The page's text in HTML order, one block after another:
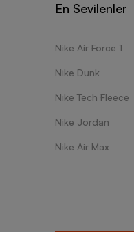
En Sevilenler
Nike Air Force 1
Nike Dunk
Nike Tech Fleece
Nike Jordan
Nike Air Max